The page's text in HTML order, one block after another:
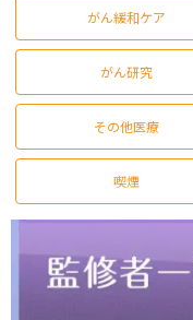
がん緩和ケア
がん研究
その他医療
喫煙